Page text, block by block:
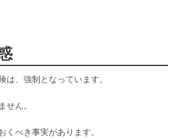
は、強制となっています。
せん。
くべき事実があります。